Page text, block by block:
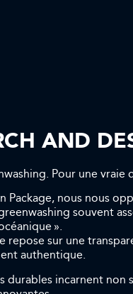
AND
Pour une vraie
Package, nous nous
souvent
».
repose sur une
authentique.
durables incarnent non